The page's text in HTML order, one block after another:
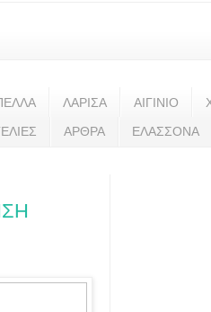
ΛΑΡΙΣΑ ΑΙΓΙΝΙΟ
ΑΡΘΡΑ ΕΛΑΣΣΟΝΑ